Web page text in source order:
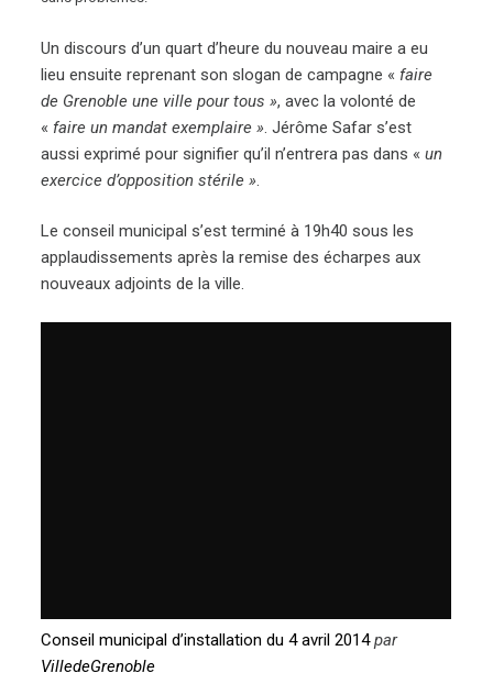
Un discours d’un quart d’heure du nouveau maire a eu
lieu ensuite reprenant son slogan de campagne « faire
de Grenoble une ville pour tous », avec la volonté de
« faire un mandat exemplaire ». Jérôme Safar s’est
aussi exprimé pour signifier qu’il n’entrera pas dans «un
exercice d’opposition stérile ».
Le conseil municipal s’est terminé à 19h40 sous les
applaudissements après la remise des écharpes aux
nouveaux adjoints de la ville.
Conseil municipal d’installation du 4 avril 2014 par
VilledeGrenoble